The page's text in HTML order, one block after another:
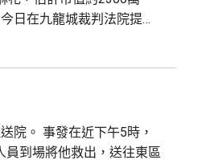
日在九龍城裁判法院提
子，他正被扣留調查。不
院。 事發在近下午5時，
到場將他救出，送往東區